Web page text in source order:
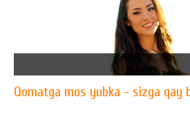
​Qomatga mos yubka - sizga qay